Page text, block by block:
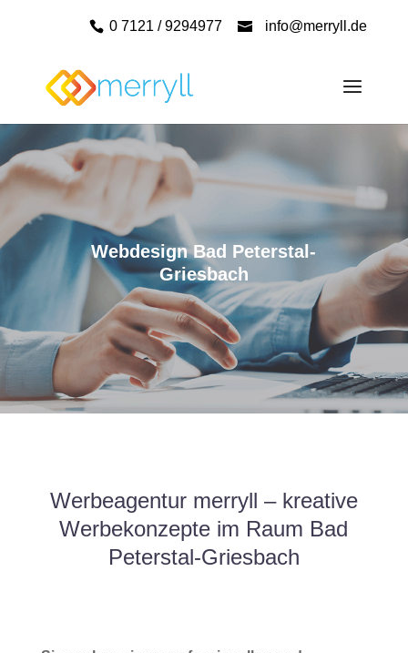
0 7121 / 9294977 info@merryll.de
Webdesign Bad Peterstal-
Griesbach
Werbeagentur merryll – kreative
Werbekonzepte im Raum Bad
Peterstal-Griesbach